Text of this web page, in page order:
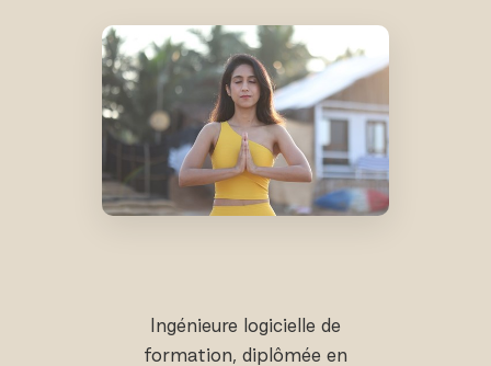
Ingénieure logicielle de
formation, diplômée en